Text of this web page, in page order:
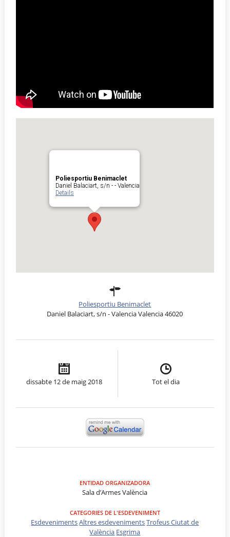
Poliesportiu Benimaclet
Daniel Balaciart, s/n - - Valencia
Details
Poliesportiu Benimaclet
Daniel Balaciart, s/n - Valencia Valencia 46020
dissabte 12 de maig 2018 Tot el dia
ENTIDAD ORGANIZADORA
Sala d’Armes València
CATEGORIES DE L'ESDEVENIMENT
EsdevenimentsAltres esdevenimentsTrofeus Ciutat de
València Esgrima